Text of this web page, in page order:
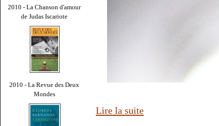
2010 - La Chanson d'amour
de Judas Iscariote
2010 - La Revue des Deux
Mondes
Lire la suite